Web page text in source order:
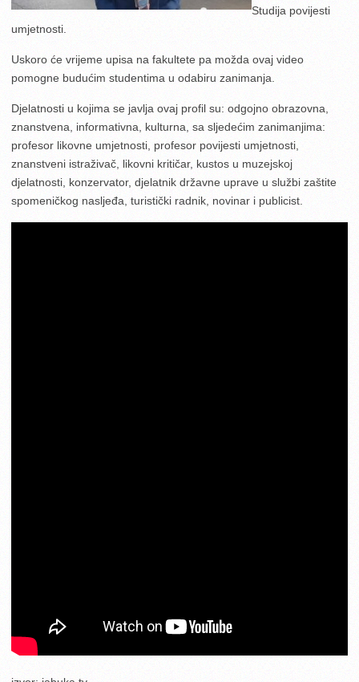
Studija povijesti
umjetnosti.
Uskoro će vrijeme upisa na fakultete pa možda ovaj video
pomogne budućim studentima u odabiru zanimanja.
Djelatnosti u kojima se javlja ovaj profil su: odgojno obrazovna,
znanstvena, informativna, kulturna, sa sljedećim zanimanjima:
profesor likovne umjetnosti, profesor povijesti umjetnosti,
znanstveni istraživač, likovni kritičar, kustos u muzejskoj
djelatnosti, konzervator, djelatnik državne uprave u službi zaštite
spomeničkog nasljeđa, turistički radnik, novinar i publicist.